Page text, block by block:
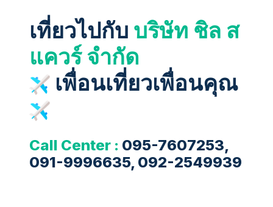
เที่ยวไปกับ บริษัท ชิล ส
แควร์ จำกัด
เพื่อนเที่ยวเพื่อนคุณ
Call Center : 095-7607253,
091-9996635, 092-2549939